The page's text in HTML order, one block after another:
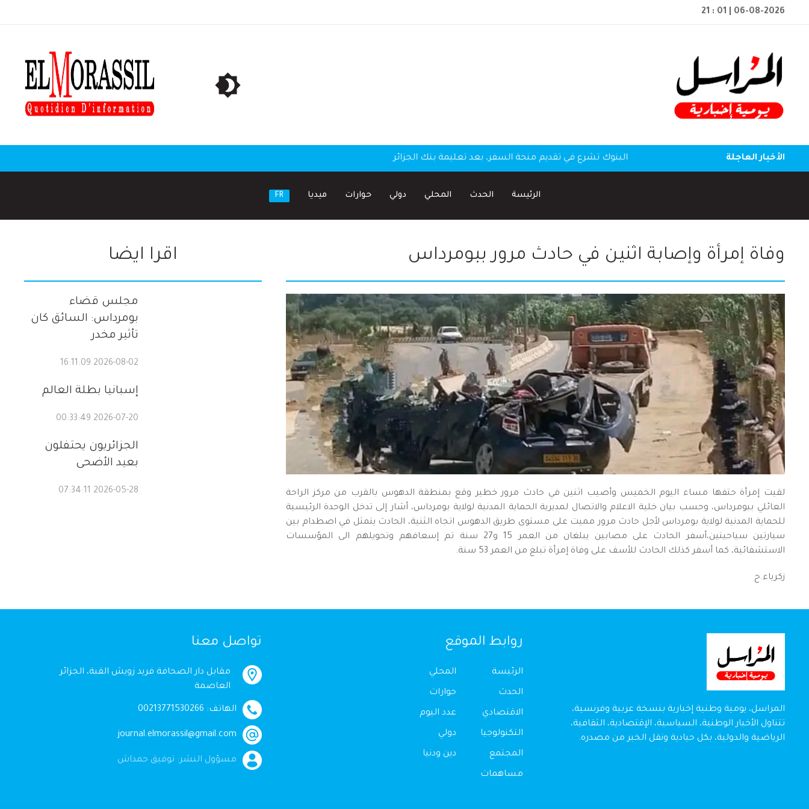
21 : 01 | 06-08-2026
الأخبار العاجلة البنوك تشرع في تقديم منحة السفر، بعد تعليمة بنك الجزائر
الرئيسة الحدث المحلي دولي حوارات ميديا FR
وفاة إمرأة وإصابة اثنين في حادث مرور ببومرداس
لقيت إمرأة حتفها مساء اليوم الخميس وأصيب اثنين في حادث مرور خطير وقع بمنطقة الدهوس بالقرب من مركز الراحة
العائلي ببومرداس، وحسب بيان خلية الاعلام والاتصال لمديرية الحماية المدنية لولاية بومرداس، أشار إلى تدخل الوحدة الرئيسية
للحماية المدنية لولاية بومرداس لأجل حادث مرور مميت على مستوى طريق الدهوس اتجاه الثنية، الحادث يتمثل في اصطدام بين
سيارتين سياحيتين،أسفر الحادث على مصابين يبلغان من العمر 15 و27 سنة تم إسعافهم وتحويلهم الى المؤسسات
الاستشفائية، كما أسفر كذلك الحادث للأسف على وفاة إمرأة تبلغ من العمر 53 سنة.
زكرياء.ح
اقرا ايضا
مجلس قضاء
بومرداس: السائق كان
تأثير مخدر
2026-08-02 16:11:09
إسبانيا بطلة العالم
2026-07-20 00:33:49
الجزائريون يحتفلون
بعيد الأضحى
2026-05-28 07:34:11
المراسل، يومية وطنية إخبارية بنسخة عربية وفرنسية،
تتناول الأخبار الوطنية، السياسية، الإقتصادية، الثقافية،
الرياضية والدولية، بكل حيادية ونقل الخبر من مصدره.
روابط الموقع
الرئيسة
الحدث
الاقتصادي
التكنولوجيا
المجتمع
مساهمات
المحلي
حوارات
عدد اليوم
دولي
دين ودنيا
تواصل معنا
مقابل دار الصحافة فريد زويش القبة، الجزائر
العاصمة
الهاتف: 00213771530266
journal.elmorassil@gmail.com
مسؤول النشر: توفيق حمداش